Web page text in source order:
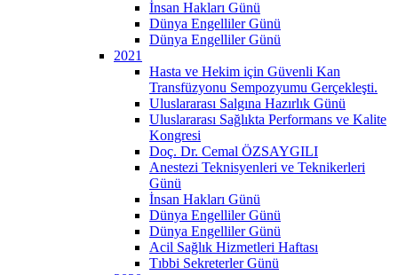
İnsan Hakları Günü
Dünya Engelliler Günü
Dünya Engelliler Günü
2021
Hasta ve Hekim için Güvenli Kan
Transfüzyonu Sempozyumu Gerçekleşti.
Uluslararası Salgına Hazırlık Günü
Uluslararası Sağlıkta Performans ve Kalite
Kongresi
Doç. Dr. Cemal ÖZSAYGILI
Anestezi Teknisyenleri ve Teknikerleri
Günü
İnsan Hakları Günü
Dünya Engelliler Günü
Dünya Engelliler Günü
Acil Sağlık Hizmetleri Haftası
Tıbbi Sekreterler Günü